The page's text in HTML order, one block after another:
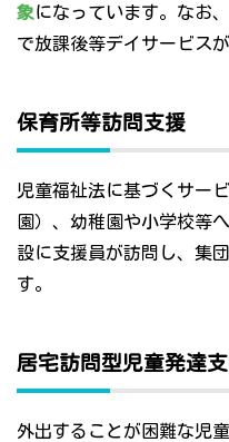
象になっています。なお
で放課後等デイサービス
保育所等訪問支援
児童福祉法に基づくサー
園）、幼稚園や小学校等
設に支援員が訪問し、集
す。
居宅訪問型児童発達
外出することが困難な児